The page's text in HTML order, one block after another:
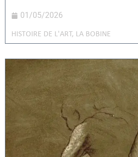
01/05/2026
HISTOIRE DE L'ART, LA BOBINE